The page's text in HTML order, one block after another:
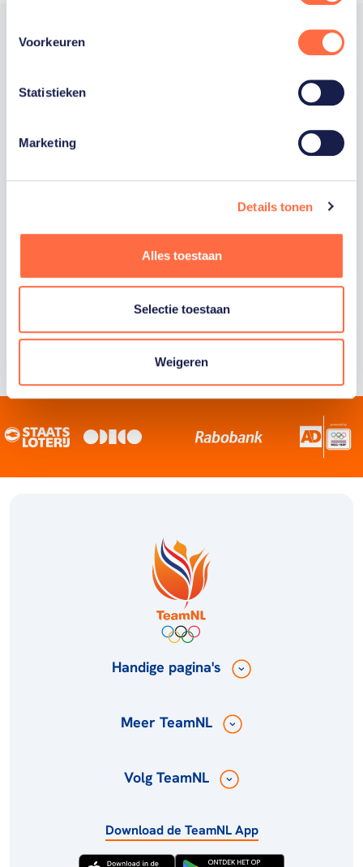
Voorkeuren
Statistieken
Marketing
Details tonen
Alles toestaan
Selectie toestaan
Weigeren
Trotse hoofdsponsor
Staatsloterij is trotse hoofdsponsor van
sportiefste land van de wereld maken.
Handige pagina's
Meer TeamNL
Volg TeamNL
Download de TeamNL App